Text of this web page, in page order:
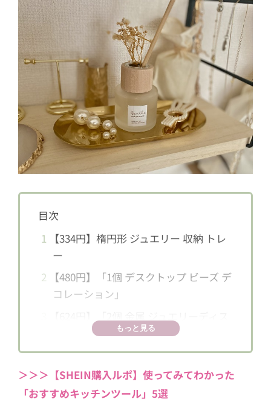
目次
1
【334円】楕円形 ジュエリー 収納 トレ
ー
2 【480円】「1個 デスクトップ ビーズ デ
コレーション」
プレラック」
4【678円】「壁掛け 月 ペンダント 1個」
5【756円】「1個 ベルベット ジュエリー
ボックス」
もっと見る
＞＞＞【SHEIN購入ルポ】使ってみてわかった
「おすすめキッチンツール」5選